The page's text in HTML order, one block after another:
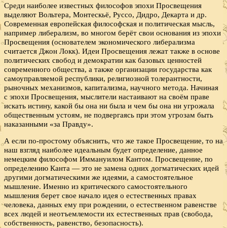
Среди наиболее известных философов эпохи Просвещения
выделяют Вольтера, Монтескьё, Руссо, Дидро, Декарта и др.
Современная европейская философская и политическая мысль,
например либерализм, во многом берёт свои основания из эпохи
Просвещения (основателем экономического либерализма
считается Джон Локк). Идеи Просвещения лежат также в основе
политических свобод и демократии как базовых ценностей
современного общества, а также организации государства как
самоуправляемой республики, религиозной толерантности,
рыночных механизмов, капитализма, научного метода. Начиная
с эпохи Просвещения, мыслители настаивают на своём праве
искать истину, какой бы она ни была и чем бы она ни угрожала
общественным устоям, не подвергаясь при этом угрозам быть
наказанными «за Правду».
А если по-простому объяснить, что же такое Просвещение, то на
наш взгляд наиболее идеальным будет определение, данное
немецким философом Иммануилом Кантом. Просвещение, по
определению Канта — это не замена одних догматических идей
другими догматическими же идеями, а самостоятельное
мышление. Именно из критического самостоятельного
мышления берет свое начало идея о естественных правах
человека, данных ему при рождении, о естественном равенстве
всех людей и неотъемлемости их естественных прав (свобода,
собственность, равенство, безопасность).